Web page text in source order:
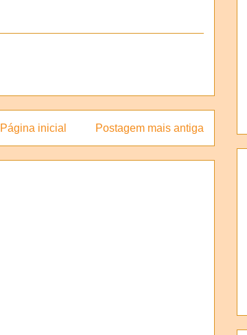
Postagem mais antiga
Página inicial